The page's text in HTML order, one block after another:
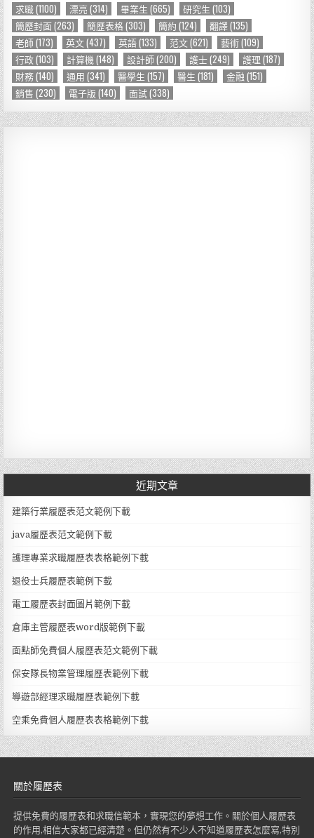
求職(1100) 漂亮 (314) 畢業生 (665) 研究生 (103)
簡歷封面(263) 簡歷表格(303) 簡約 (124) 翻譯(135)
老師(173) 英文(437) 英語(133) 范文(621) 藝術(109)
行政(103) 計算機 (148) 設計師(200) 護士(249) 護理 (187)
財務(140) 通用 (341) 醫學生 (157) 醫生 (181) 金融 (151)
銷售 (230) 電子版 (140) 面試(338)
近期文章
建築行業履歷表范文範例下載
java履歷表范文範例下載
護理專業求職履歷表表格範例下載
退役士兵履歷表範例下載
電工履歷表封面圖片範例下載
倉庫主管履歷表word版範例下載
面點師免費個人履歷表范文範例下載
保安隊長物業管理履歷表範例下載
導遊部經理求職履歷表範例下載
空乘免費個人履歷表表格範例下載
關於履歷表
提供免費的履歷表和求職信範本，實現您的夢想工作。關於個人履歷表
的作用,相信大家都已經清楚。但仍然有不少人不知道履歷表怎麼寫,特別